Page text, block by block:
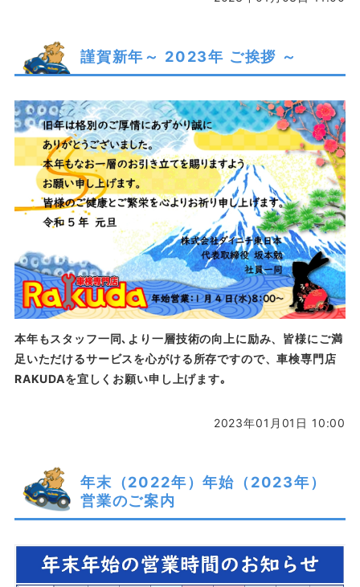
謹賀新年～ 2023年 ご挨拶 ～
本年もスタッフ一同､より一層技術の向上に励み、皆様にご満
足いただけるサービスを心がける所存ですので、車検専門店
RAKUDAを宜しくお願い申し上げます｡
2023年01月01日 10:00
年末（2022年）年始（2023年）
営業のご案内